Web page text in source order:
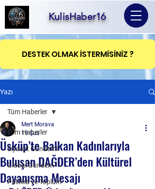
KulisHaber16
DESTEK OLMAK İSTERMİSİNİZ ?
Yazı
Tüm Haberler
Siyaset Gündemi
Global Gündem
Politika ve Toplum
Tüm Haberler
Üsküp’te Balkan Kadınlarıyla
Buluşan DAĞDER’den Kültürel
Dayanışma Mesajı
Mert Morava
19 Şub